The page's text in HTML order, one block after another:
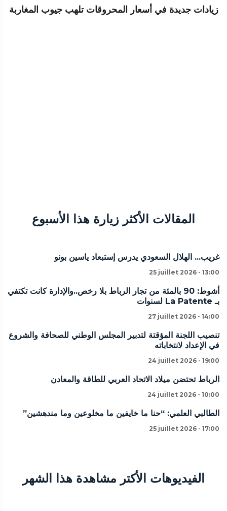
زيادات جديدة في أسعار المحروقات تلهب جيوب المغاربة
المقالات الأكثر زيارة هذا الأسبوع
غريب... الهلال السعودي يدرس إستبعاد ياسين بونو
25 juillet 2026 - 13:00
أشوط: 90 بالمئة من تجار الرباط بلا رخص..والإدارة كانت تكتفي
بـ La Patente لسنوات
27 juillet 2026 - 14:00
تنصيب اللجنة المؤقتة لتدبير المجلس الوطني للصحافة والشروع
في الإعداد لانتخاباته
24 juillet 2026 - 19:00
الرباط تحتضن ميلاد الاتحاد العربي للطاقة والمعادن
24 juillet 2026 - 10:00
الطالبي العلمي: “حنا ما خايفين ما مخلوعين وما مندهشين”
25 juillet 2026 - 17:00
الفيديوهات الأكتر مشاهدة هذا الشهر